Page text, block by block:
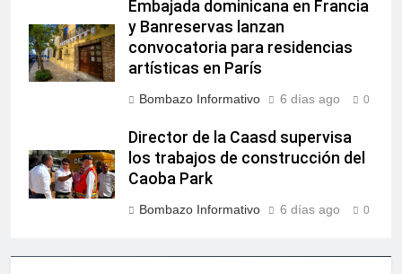
Embajada dominicana en Francia
y Banreservas lanzan
convocatoria para residencias
artísticas en París
Bombazo Informativo 6 días ago 0
Director de la Caasd supervisa
los trabajos de construcción del
Caoba Park
Bombazo Informativo 6 días ago 0